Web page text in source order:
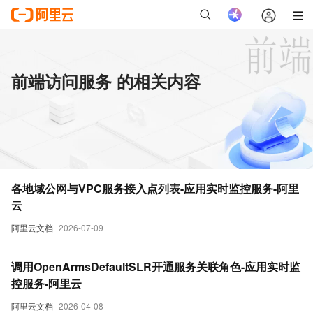
前端访问服务 的相关内容
阿里云文档 2026-07-09
各地域公网与VPC服务接入点列表-应用实时监控服务-阿里
云
阿里云文档 2026-04-08
调用OpenArmsDefaultSLR开通服务关联角色-应用实时监
控服务-阿里云